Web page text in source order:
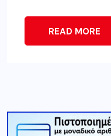
READ MORE